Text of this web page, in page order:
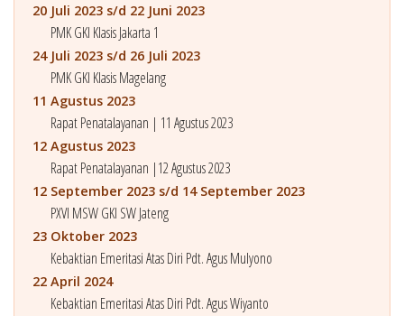
20 Juli 2023 s/d 22 Juni 2023
PMK GKI Klasis Jakarta 1
24 Juli 2023 s/d 26 Juli 2023
PMK GKI Klasis Magelang
11 Agustus 2023
Rapat Penatalayanan | 11 Agustus 2023
12 Agustus 2023
Rapat Penatalayanan |12 Agustus 2023
12 September 2023 s/d 14 September 2023
PXVI MSW GKI SW Jateng
23 Oktober 2023
Kebaktian Emeritasi Atas Diri Pdt. Agus Mulyono
22 April 2024
Kebaktian Emeritasi Atas Diri Pdt. Agus Wiyanto